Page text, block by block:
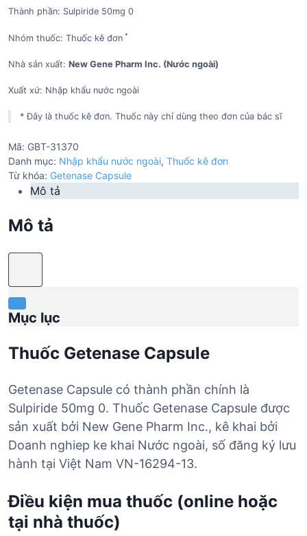
Thành phần: Sulpiride 50mg 0
Nhóm thuốc: Thuốc kê đơn *
Nhà sản xuất: New Gene Pharm Inc. (Nước ngoài)
Xuất xứ: Nhập khẩu nước ngoài
* Đây là thuốc kê đơn. Thuốc này chỉ dùng theo đơn của bác sĩ
Mã: GBT-31370
Danh mục: Nhập khẩu nước ngoài, Thuốc kê đơn
Từ khóa: Getenase Capsule
Mô tả
Mô tả
Mục lục
Thuốc Getenase Capsule
Getenase Capsule có thành phần chính là
Sulpiride 50mg 0. Thuốc Getenase Capsule được
sản xuất bởi New Gene Pharm Inc., kê khai bởi
Doanh nghiep ke khai Nước ngoài, số đăng ký lưu
hành tại Việt Nam VN-16294-13.
Điều kiện mua thuốc (online hoặc
tại nhà thuốc)